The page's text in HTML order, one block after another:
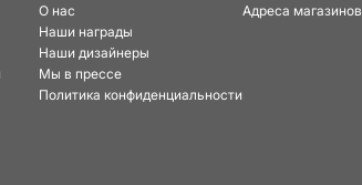
О нас
Наши награды
Наши дизайнеры
Мы в прессе
Политика конфиденциальности
Адреса магазинов